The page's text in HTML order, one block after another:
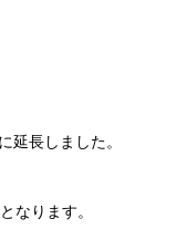
延長しました。
なります。